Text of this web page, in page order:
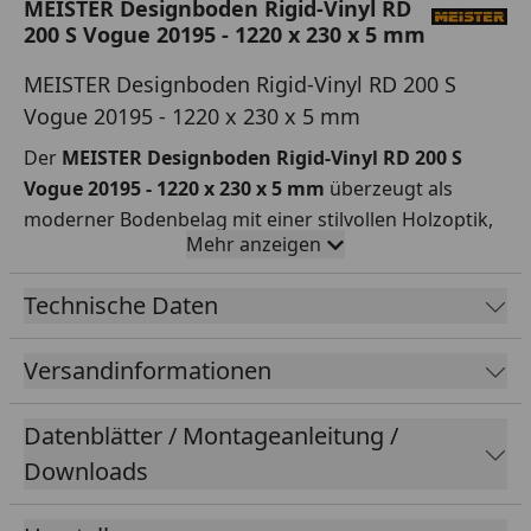
MEISTER Designboden Rigid-Vinyl RD
200 S Vogue 20195 - 1220 x 230 x 5 mm
MEISTER Designboden Rigid-Vinyl RD 200 S
Vogue 20195 - 1220 x 230 x 5 mm
Der MEISTER Designboden Rigid-Vinyl RD 200 S
Vogue 20195 - 1220 x 230 x 5 mm überzeugt als
moderner Bodenbelag mit einer stilvollen Holzoptik,
die jedem Raum eine zeitgemäße und elegante
Atmosphäre verleiht. Dierobuste mehrlagige
Vinyloberflächemit einer Nutzschicht von 0,3 mm
sowie einer matten PUR-Lackierungschützt
zuverlässig vor Abnutzung
einfache Reinigung sowie Langlebigkeit.
Dank derwasserfesten Rigid-Polymer-Trägerplatte
eignet sich der Boden ideal
Feuchträume sowie für gewerbliche Bereiche mit
Mehr anzeigen
Technische Daten
Versandinformationen
Datenblätter / Montageanleitung /
Downloads